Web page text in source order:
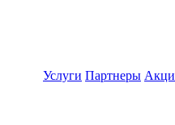
Услуги Партнеры